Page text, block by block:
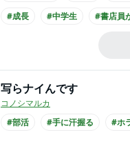
#成長
#中学生 #書店員
写らナイんです
コノシマルカ
#部活
#手に汗握る #ホ